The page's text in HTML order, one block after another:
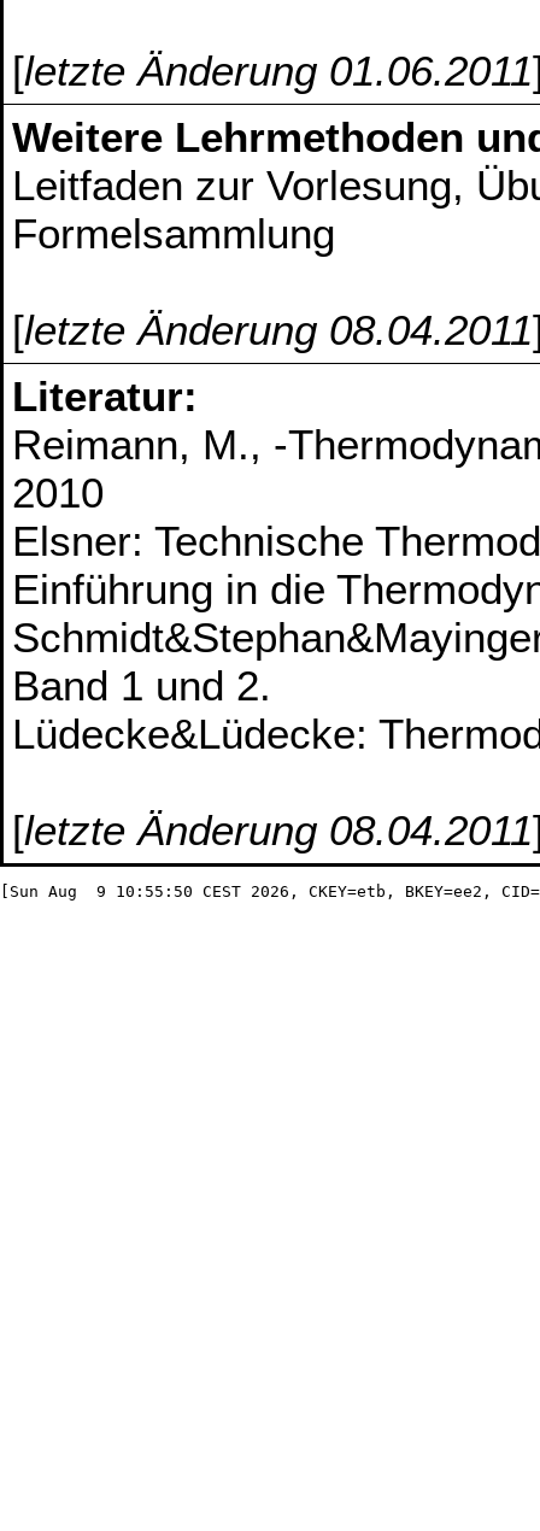
[letzte Änderung 01.06.2011
Weitere Lehrmethoden
Leitfaden zur Vorlesung,
Formelsammlung
[letzte Änderung 08.04.2011
Literatur:
Reimann, M., -
2010
Elsner: Technische
Einführung in die
Band 1 und 2.
Lüdecke&Lüdecke:
[letzte Änderung 08.04.2011